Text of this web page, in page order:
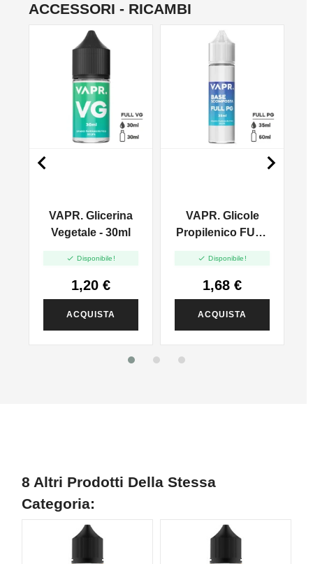
ACCESSORI - RICAMBI
VAPR. Glicerina
Vegetale - 30ml
 Disponibile!
1,20 €
ACQUISTA
VAPR. Glicole
Propilenico FULL
 Disponibile!
1,68 €
ACQUISTA
 
8 Altri Prodotti Della Stessa
Categoria: